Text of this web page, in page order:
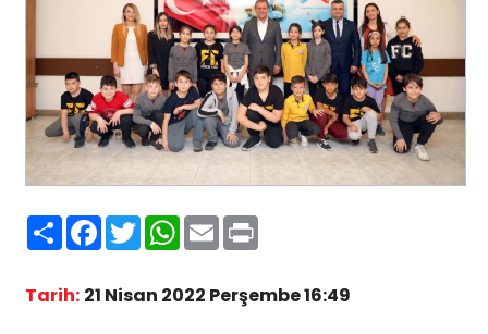
PaylaşFacebook
TwitterWhatsApp
EmailPrint
Tarih: 21 Nisan 2022 Perşembe 16:49